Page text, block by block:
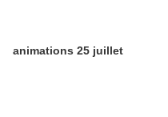
animations 25 juillet